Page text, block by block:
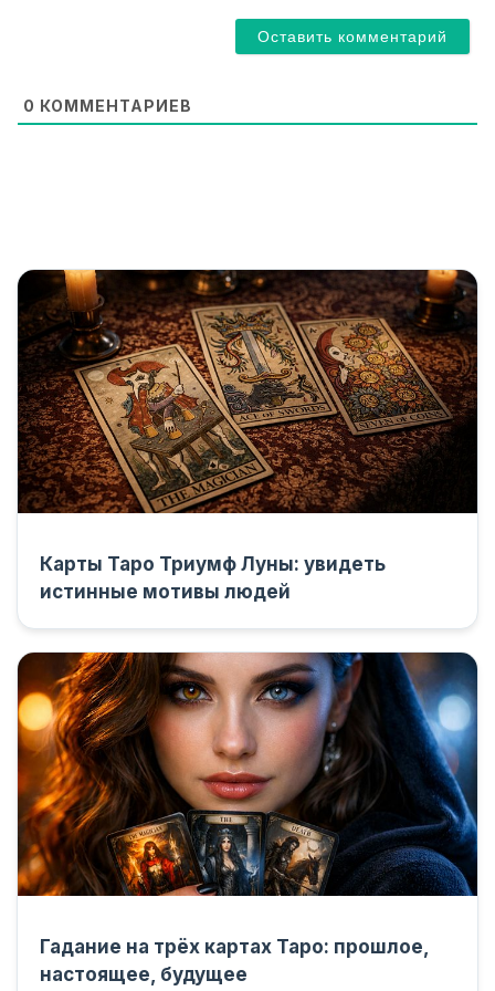
0 КОММЕНТАРИЕВ
Карты Таро Триумф Луны: увидеть
истинные мотивы людей
Гадание на трёх картах Таро: прошлое,
настоящее, будущее